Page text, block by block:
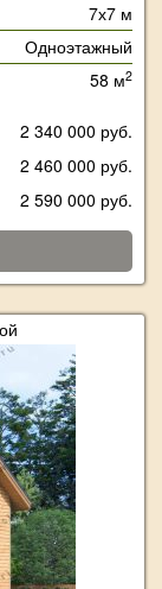
7х7 м
Одноэтажный
58 м2
2 340 000 руб.
2 460 000 руб.
2 590 000 руб.